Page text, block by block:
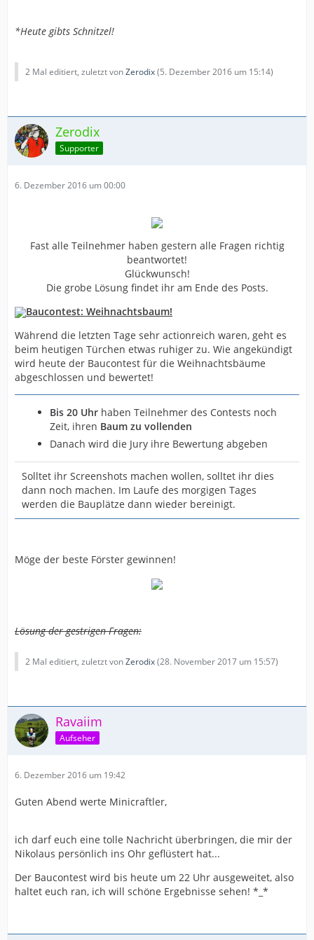
*Heute gibts Schnitzel!
2 Mal editiert, zuletzt vonZerodix(5. Dezember 2016 um 15:14)
Zerodix
Supporter
6. Dezember 2016 um 00:00
Fast alle Teilnehmer haben gestern alle Fragen richtig
beantwortet!
Glückwunsch!
Die grobe Lösung findet ihr am Ende des Posts.
Baucontest: Weihnachtsbaum!
Während die letzten Tage sehr actionreich waren, geht es
beim heutigen Türchen etwas ruhiger zu. Wie angekündigt
wird heute der Baucontest für die Weihnachtsbäume
abgeschlossen und bewertet!
Bis 20 Uhr haben Teilnehmer des Contests noch
Zeit, ihren Baum zu vollenden
Danach wird die Jury ihre Bewertung abgeben
Solltet ihr Screenshots machen wollen, solltet ihr dies
dann noch machen. Im Laufe des morgigen Tages
werden die Bauplätze dann wieder bereinigt.
Möge der beste Förster gewinnen!
Lösung der gestrigen Fragen:
2 Mal editiert, zuletzt vonZerodix(28. November 2017 um 15:57)
Ravaiim
Aufseher
6. Dezember 2016 um 19:42
Guten Abend werte Minicraftler,
ich darf euch eine tolle Nachricht überbringen, die mir der
Nikolaus persönlich ins Ohr geflüstert hat...
Der Baucontest wird bis heute um 22 Uhr ausgeweitet, also
haltet euch ran, ich will schöne Ergebnisse sehen! *_*